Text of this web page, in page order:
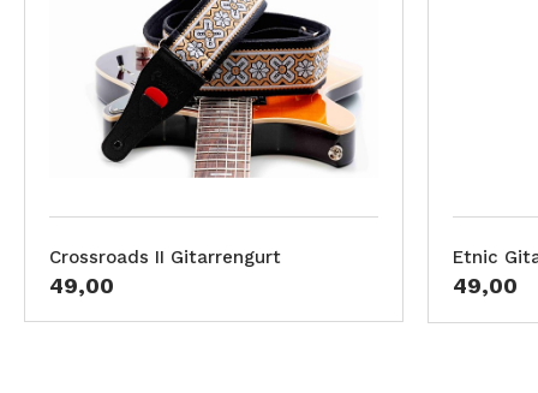
Crossroads II Gitarrengurt
49,00
Etnic
49,00